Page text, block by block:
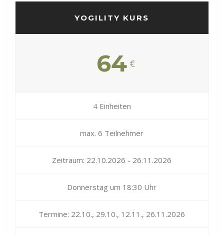
YOGILITY KURS
64 €
4 Einheiten
max. 6 Teilnehmer
Zeitraum: 22.10.2026 - 26.11.2026
Donnerstag um 18:30 Uhr
Termine: 22.10., 29.10., 12.11., 26.11.2026